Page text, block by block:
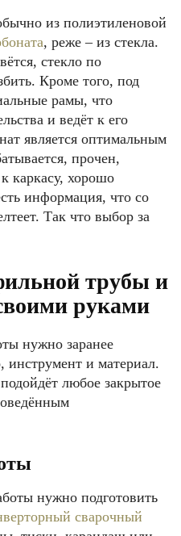
из полиэтиленовой
, реже – из стекла.
стекло по
Кроме того, под
рамы, что
и ведёт к его
является оптимальным
прочен,
каркасу, хорошо
информация, что со
Так что выбор за
трубы и
руками
нужно заранее
инструмент и материал.
любое закрытое
нужно подготовить
сварочный